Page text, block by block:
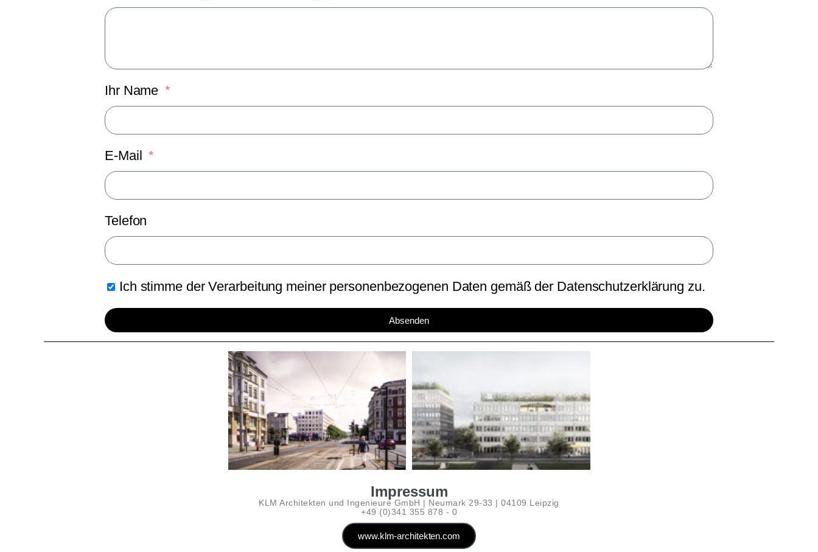
Ihr Name
E-Mail
Telefon
Ich stimme der Verarbeitung meiner personenbezogenen Daten gemäß der Datenschutzerklärung zu.
Absenden
Impressum
KLM Architekten und Ingenieure GmbH | Neumark 29-33 | 04109 Leipzig
+49 (0)341 355 878 - 0
www.klm-architekten.com